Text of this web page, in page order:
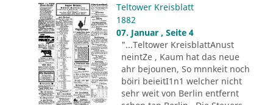
Teltower Kreisblatt
1882
07. Januar , Seite 4
"...Teltower KreisblattAnust
neintZe , Kaum hat das neue
ahr bejounen, So mnnkeit noch
böiri beieitI1n1 welcher nicht
sehr weit von Berlin entfernt